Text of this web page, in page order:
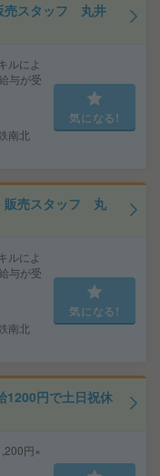
売スタッフ 丸井
ルによ
与が受
南北
気になる!
販売スタッフ 丸
ルによ
与が受
南北
気になる!
1200円で土日祝休
円×